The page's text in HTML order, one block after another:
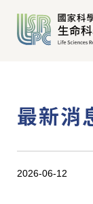
最新消
2026-06-12